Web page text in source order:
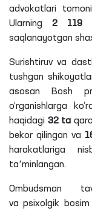
advokatlari
Ularning2 119
saqlanayotgan
Surishtiruv va
tushgan
asosan Bosh
o‘rganishlarga
haqidagi 32 ta
bekor qilingan va
harakatlariga
taʼminlangan.
Ombudsman
vapsixolgik bosim